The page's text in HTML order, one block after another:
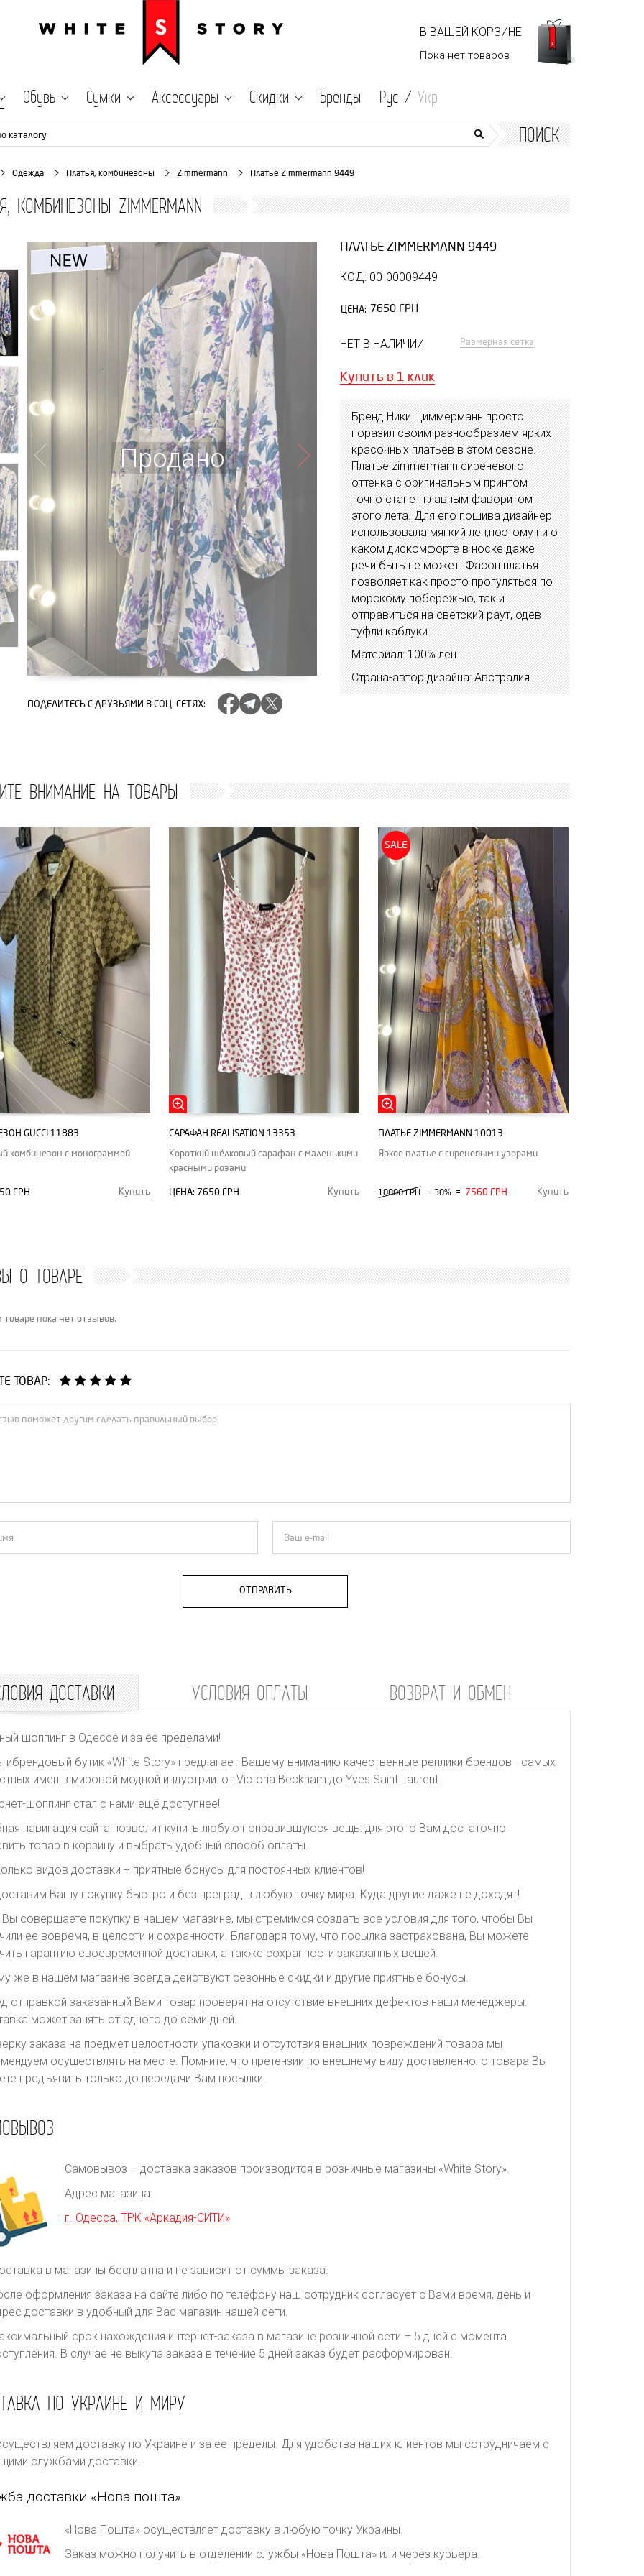
В ВАШЕЙ КОРЗИНЕ
Пока нет товаров
Обувь Сумки Аксессуары Скидки Бренды Рус / Укр
каталогу ПОИСК
Одежда Платья, комбинезоны Zimmermann Платье Zimmermann 9449
КОМБИНЕЗОНЫ ZIMMERMANN
Продано
ПОДЕЛИТЕСЬ С ДРУЗЬЯМИ В СОЦ. СЕТЯХ:
ПЛАТЬЕ ZIMMERMANN 9449
КОД: 00-00009449
ЦЕНА: 7650 ГРН
НЕТ В НАЛИЧИИ Размерная сетка
Купить в 1 клик
Бренд Ники Циммерманн просто
поразил своим разнообразием ярких
красочных платьев в этом сезоне.
Платье zimmermann сиреневого
оттенка с оригинальным принтом
точно станет главным фаворитом
этого лета. Для его пошива дизайнер
использовала мягкий лен,поэтому ни о
каком дискомфорте в носке даже
речи быть не может. Фасон платья
позволяет как просто прогуляться по
морскому побережью, так и
отправиться на светский раут, одев
туфли каблуки.
Материал: 100% лен
Страна-автор дизайна: Австралия
ВНИМАНИЕ НА ТОВАРЫ
GUCCI 11883
комбинезон с монограммой
ГРН Купить
САРАФАН REALISATION 13353
Короткий шёлковый сарафан с маленькими
красными розами
ЦЕНА: 7650 ГРН Купить
SALE
ПЛАТЬЕ ZIMMERMANN 10013
Яркое платье с сиреневыми узорами
10800 ГРН — 30% = 7560 ГРН Купить
О ТОВАРЕ
пока нет отзывов.
ТОВАР:
ОТПРАВИТЬ
ДОСТАВКИ УСЛОВИЯ ОПЛАТЫ ВОЗВРАТ И ОБМЕН
шоппинг в Одессе и за ее пределами!
бутик «White Story» предлагает Вашему вниманию качественные реплики брендов - самых
имен в мировой модной индустрии: от Victoria Beckham до Yves Saint Laurent.
шоппинг стал с нами ещё доступнее!
навигация сайта позволит купить любую понравившуюся вещь: для этого Вам достаточно
товар в корзину и выбрать удобный способ оплаты.
видов доставки + приятные бонусы для постоянных клиентов!
Вашу покупку быстро и без преград в любую точку мира. Куда другие даже не доходят!
Вы совершаете покупку в нашем магазине, мы стремимся создать все условия для того, чтобы Вы
ее вовремя, в целости и сохранности. Благодаря тому, что посылка застрахована, Вы можете
гарантию своевременной доставки, а также сохранности заказанных вещей.
же в нашем магазине всегда действуют сезонные скидки и другие приятные бонусы.
отправкой заказанный Вами товар проверят на отсутствие внешних дефектов наши менеджеры.
может занять от одного до семи дней.
заказа на предмет целостности упаковки и отсутствия внешних повреждений товара мы
осуществлять на месте. Помните, что претензии по внешнему виду доставленного товара Вы
предъявить только до передачи Вам посылки.
Самовывоз – доставка заказов производится в розничные магазины «White Story».
Адрес магазина:
г. Одесса, ТРК «Аркадия-СИТИ»
в магазины бесплатна и не зависит от суммы заказа.
оформления заказа на сайте либо по телефону наш сотрудник согласует с Вами время, день и
доставки в удобный для Вас магазин нашей сети.
срок нахождения интернет-заказа в магазине розничной сети – 5 дней с момента
В случае не выкупа заказа в течение 5 дней заказ будет расформирован.
ПО УКРАИНЕ И МИРУ
доставку по Украине и за ее пределы. Для удобства наших клиентов мы сотрудничаем с
службами доставки.
доставки «Нова пошта»
«Нова Пошта» осуществляет доставку в любую точку Украины.
Заказ можно получить в отделении службы «Нова Пошта» или через курьера.